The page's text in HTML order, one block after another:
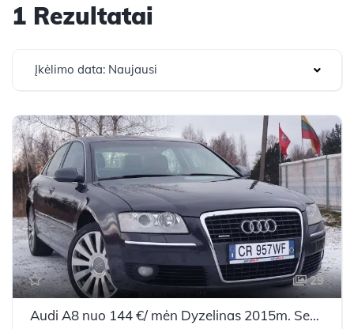
1 Rezultatai
Įkėlimo data: Naujausi
29
Audi A8 nuo 144 €/ mėn Dyzelinas 2015m. Sedanas Automatinė